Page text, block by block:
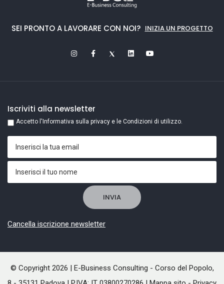
SEI PRONTO A LAVORARE CON NOI? INIZIA UN PROGETTO
Iscriviti alla newsletter
Accetto l'Informativa sulla privacy e le Condizioni di utilizzo.
Cancella iscrizione newsletter
© Copyright 2026 | E-Business Consulting - Corso del Popolo,